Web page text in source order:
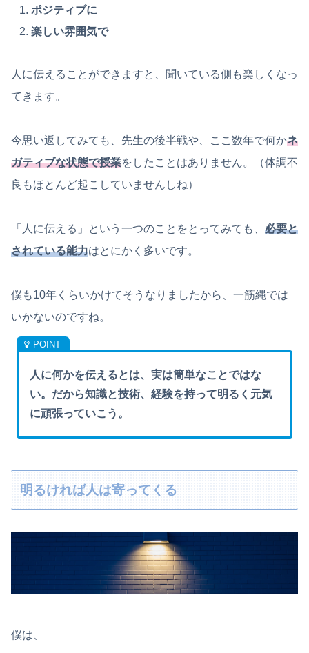
ポジティブに
楽しい雰囲気で
人に伝えることができますと、聞いている側も楽しくなっ
てきます。
今思い返してみても、先生の後半戦や、ここ数年で何かネ
ガティブな状態で授業をしたことはありません。（体調不
良もほとんど起こしていませんしね）
「人に伝える」という一つのことをとってみても、 必要と
されている能力はとにかく多いです。
僕も10年くらいかけてそうなりましたから、一筋縄では
いかないのですね。
人に何かを伝えるとは、実は簡単なことではな
い。だから知識と技術、経験を持って明るく元気
に頑張っていこう。
明るければ人は寄ってくる
僕は、